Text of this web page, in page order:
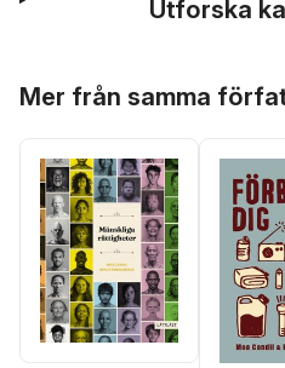
Utforska
Mer från samma